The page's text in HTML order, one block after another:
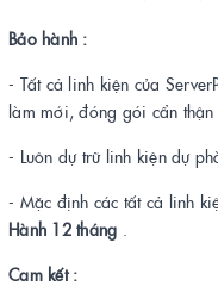
Bảo hành :
- Tất cả linh kiện của
làm mới, đóng gói cẩn thận
- Luôn dự trữ linh kiện dự
- Mặc định các tất cả linh
Hành 12 tháng
Cam kết :